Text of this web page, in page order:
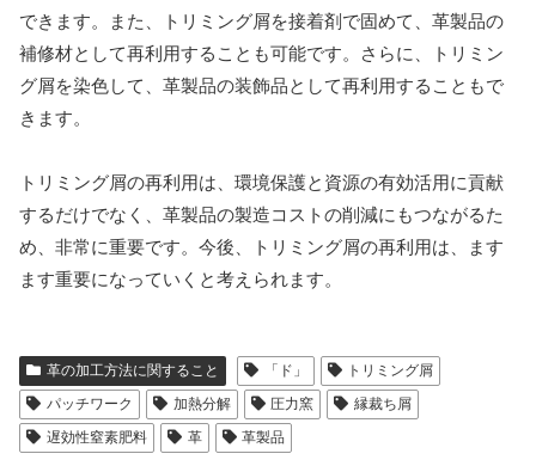
できます。また、トリミング屑を接着剤で固めて、革製品の
補修材として再利用することも可能です。さらに、トリミン
グ屑を染色して、革製品の装飾品として再利用することもで
きます。
トリミング屑の再利用は、環境保護と資源の有効活用に貢献
するだけでなく、革製品の製造コストの削減にもつながるた
め、非常に重要です。今後、トリミング屑の再利用は、ます
ます重要になっていくと考えられます。
革の加工方法に関すること 「ド」
トリミング屑
パッチワーク
加熱分解 圧力窯
縁裁ち屑
遅効性窒素肥料
革 革製品